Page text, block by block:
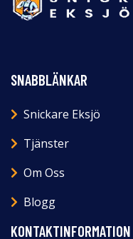
SNABBLÄNKAR
Snickare Eksjö
Tjänster
Om Oss
Blogg
KONTAKTINFORMATION